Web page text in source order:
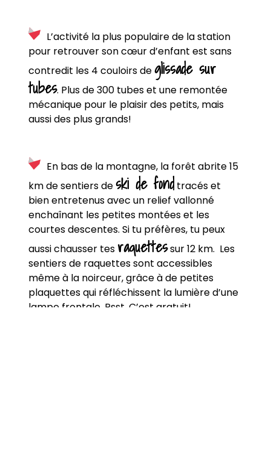
L’activité la plus populaire de la station
pour retrouver son cœur d’enfant est sans
contredit les 4 couloirs deglissade sur
tubes. Plus de 300 tubes et une remontée
mécanique pour le plaisir des petits, mais
aussi des plus grands!
En bas de la montagne, la forêt abrite 15
km de sentiers deski de fond tracés et
bien entretenus avec un relief vallonné
enchaînant les petites montées et les
courtes descentes. Si tu préfères, tu peux
aussi chausser tes raquettessur 12 km. Les
sentiers de raquettes sont accessibles
même à la noirceur, grâce à de petites
plaquettes qui réfléchissent la lumière d’une
lampe frontale. Psst. C’est gratuit!